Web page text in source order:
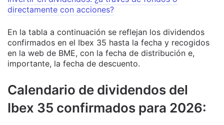
directamente con acciones?
En la tabla a continuación se reflejan los dividendos
confirmados en el Ibex 35 hasta la fecha y recogidos
en la web de BME, con la fecha de distribución e,
importante, la fecha de descuento.
Calendario de dividendos del
Ibex 35 confirmados para 2026: